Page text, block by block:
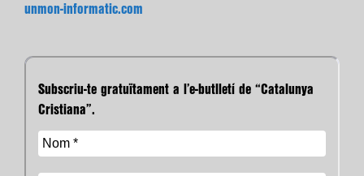
unmon-informatic.com
Subscriu-te gratuïtament a l’e-butlletí de “Catalunya
Cristiana”.